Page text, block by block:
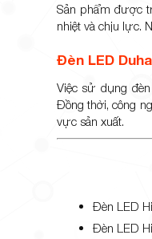
Sản phẩm được
nhiệt và chịu lực.
Đèn LED
Việc sử dụng đèn
Đồng thời, công
vực sản xuất.
Đèn LED
Đèn LED